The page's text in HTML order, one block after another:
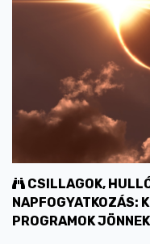
CSILLAGOK,
NAPFOGYATKOZÁS:
PROGRAMOK